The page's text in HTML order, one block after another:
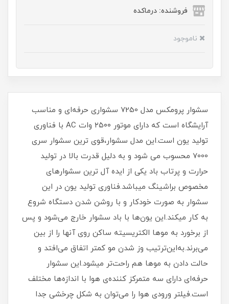
فروشنده: درماکده
ناموجود
سشوار پرومکس مدل 7250 سشواری حرفه‌ای و مناسب
آرایشگاه است که دارای موتور ۲۵۰۰ وات AC با فناوری
تولید یون است.این مدل سشوار،قوی ترین سشوار سری
7000 محسوب می شود و به دلیل قدرت بالا در تولید
حرارت و پرتاب باد یکی از ایده آل ترین سشوارهای
مخصوص براشینگ میباشد.فناوری تولید یون در این
سشوار به صورت خودکار و با روشن شدن دستگاه شروع
به کار میکند.این یون‌ها با باد سشوار خارج می‌شود و پس
از برخورد به موها الکتریسیته ساکن روی آنها را از بین
می‌برند.به‌این‌ترتیب وز شدن مو کمتر اتفاق می‌افتد و
حالت دادن به موها هم راحت‌تر میشود.این سشوار
حرفه‌ای دارای سه متمرکز کننده‌ی هوا با اندازه‌ها مختلف
است.فیلتر ورودی هوا را می‌توان به شکل چرخشی جدا